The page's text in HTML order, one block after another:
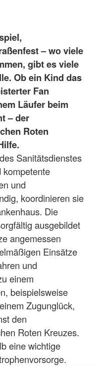
– wo viele
gibt es viele
Ob ein Kind das
Fan
Läufer beim
– der
Roten
Sanitätsdienstes
kompetente
und
koordinieren sie
Die
ausgebildet
angemessen
Einsätze
und
einem
beispielsweise
Zugunglück,
den
Roten Kreuzes.
eine wichtige